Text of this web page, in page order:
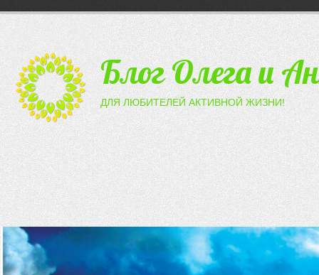
Блог Олега и
ДЛЯ ЛЮБИТЕЛЕЙ АКТИВНОЙ ЖИЗНИ!